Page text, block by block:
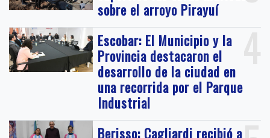
sobre el arroyo Pirayuí
4
Escobar: El Municipio y la
Provincia destacaron el
desarrollo de la ciudad en
una recorrida por el Parque
Industrial
Berisso: Cagliardi recibió a